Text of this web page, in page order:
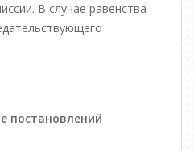
В случае равенства
постановлений